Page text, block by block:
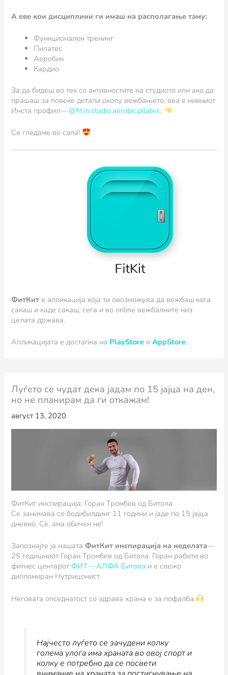
А еве кои дисциплини ги имаш на располагање таму:
Функционален тренинг
Пилатес
Аеробик
Кардио
За да бидеш во тек со активностите на студиото или ако да
прашаш за повеќе детали околу вежбањето, ова е нивниот
Инста профил —@fit.in.studio.aerobic.pilates.
Се гледаме во сала!
ФитКит e апликација која ти овозможува да вежбаш кога
сакаш и каде сакаш, сега и во online вежбалните низ
целата држава.
Апликацијата е достапна на PlayStore иAppStore.
Луѓето се чудат дека јадам по 15 јајца на ден,
но не планирам да ги откажам!
август 13, 2020
ФитКит инспирација: Горан Тромбев од Битола
Се занимава со бодибилдинг 11 години и јаде по 15 јајца
дневно. Сè, ама обичен не!
Запознајте ја нашата ФитКит инспирација на неделата—
25 годишниот Горан Тромбев од Битола. Горан работи во
фитнес центарот ФИТ — АЛФА Битола и е свежо
дипломиран Нутрицонист.
Неговата опседнатост со здрава храна е за пофалба.
Најчесто луѓето се зачудени колку
голема улога има храната во овој спорт и
колку е потребно да се посвети